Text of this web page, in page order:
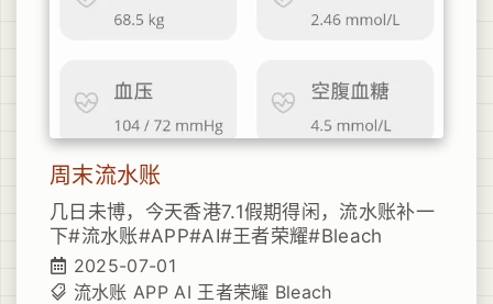
周末流水账
几日未博，今天香港7.1假期得闲，流水账补一
下#流水账#APP#AI#王者荣耀#Bleach
2025-07-01
流水账 APP AI 王者荣耀 Bleach